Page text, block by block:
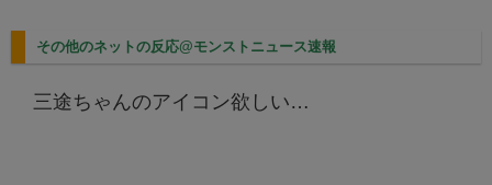
その他のネットの反応@モンストニュース速報
三途ちゃんのアイコン欲しい…